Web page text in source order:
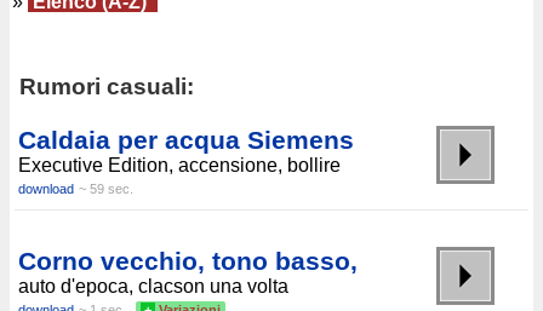
Rumori casuali:
Caldaia per acqua Siemens
Executive Edition, accensione, bollire
download ~ 59 sec.
Corno vecchio, tono basso,
auto d'epoca, clacson una volta